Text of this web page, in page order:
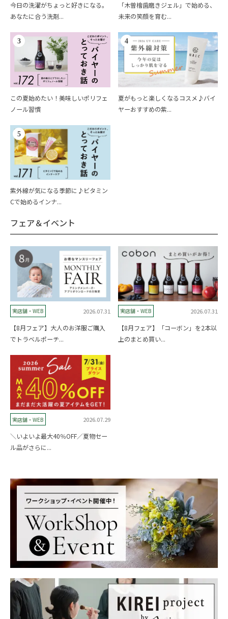
今日の洗濯がちょっと好きになる。
あなたに合う洗剤...
「木曽檜歯磨きジェル」で始める、
未来の笑顔を育む...
3
この夏始めたい！美味しいポリフェ
ノール習慣
4
夏がもっと楽しくなるコスメ♪バイ
ヤーおすすめの紫...
5
紫外線が気になる季節に♪ビタミン
Cで始めるインナ...
フェア＆イベント
実店舗・WEB 2026.07.31
【8月フェア】大人のお洋服ご購入
でトラベルポーチ...
実店舗・WEB 2026.07.31
【8月フェア】「コーボン」を2本以
上のまとめ買い...
実店舗・WEB 2026.07.29
＼いよいよ最大40％OFF／夏物セー
ル品がさらに...